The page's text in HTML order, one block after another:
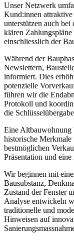
Unser Netzwerk
Kund:innen attraktive
unterstützen auch
klären
einschliesslich der
Während der
Newslettern,
informiert. Dies
potenzielle
führen wir die
Protokoll und
die
Eine Altbauwohnung
historische
bestmöglichen
Präsentation und
Wir beginnen mit
Bausubstanz,
Zustand der Fenster
Analyse entwickeln
traditionelle und
Hinweisen auf